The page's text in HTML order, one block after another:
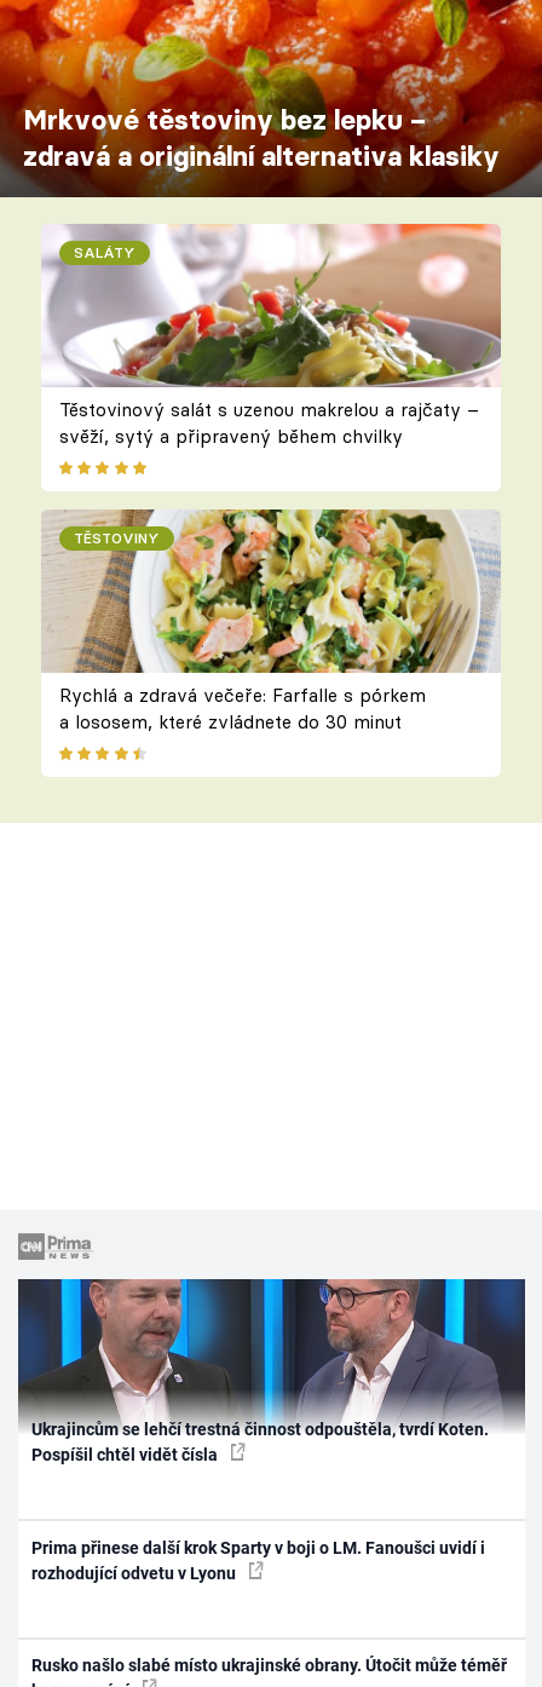
Mrkvové těstoviny bez lepku –
zdravá a originální alternativa klasiky
SALÁTY
Těstovinový salát s uzenou makrelou a rajčaty –
svěží, sytý a připravený během chvilky
TĚSTOVINY
Rychlá a zdravá večeře: Farfalle s pórkem
a lososem, které zvládnete do 30 minut
Ukrajincům se lehčí trestná činnost odpouštěla, tvrdí Koten.
Pospíšil chtěl vidět čísla
Prima přinese další krok Sparty v boji o LM. Fanoušci uvidí i
rozhodující odvetu v Lyonu
Rusko našlo slabé místo ukrajinské obrany. Útočit může téměř